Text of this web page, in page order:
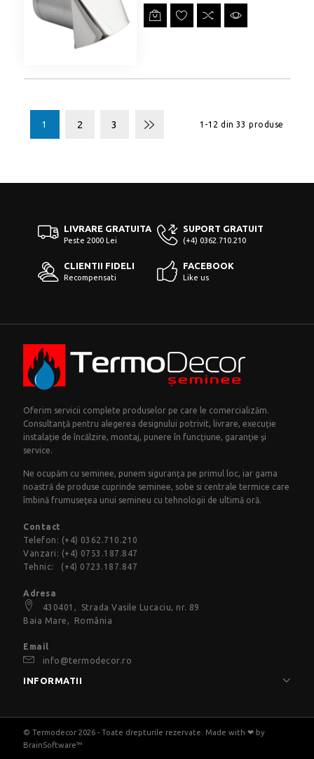
1 2 3 1-12 din 33 produse
LIVRARE GRATUITA
Peste 2000 Lei
SUPORT GRATUIT
(+4) 0362.710.210
CLIENTII FIDELI
Recompensati
FACEBOOK
Like us
Oferim servicii complete produselor pe care le comercializăm.
Consultanță pentru alegerea designului potrivit, livrare, execuție
instalație de încălzire, montaj, punere în funcțiune, garanţie şi
service.
Ne ocupăm cu seminee, punem siguranța pe primul loc, iar gama
noastră de produse cuprinde seminee, sobe si centrale termice care
îmbină frumuseţea unui semineu cu tehnologii de ultimă oră.
Contact
Telefon: (+4) 0362.710.210
Vanzari: (+4) 0753.187.847
Tehnic:
(+4) 0723.187.847
Adresa
430401, Strada Vasile Lucaciu, nr. 89
Baia Mare, România
Email
info@termodecor.ro
INFORMATII
© Termodecor 2026 - Toate drepturile rezervate. Made with ❤ by
BrainSoftware™